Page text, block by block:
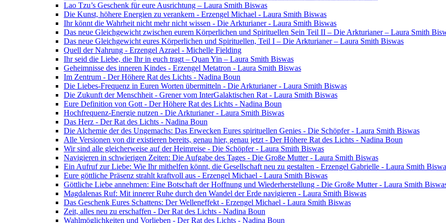
Lao Tzu’s Geschenk für eure Ausrichtung – Laura Smith Biswas
Die Kunst, höhere Energien zu verankern - Erzengel Michael - Laura Smith Biswas
Ihr könnt die Wahrheit nicht mehr nicht wissen - Die Arkturianer - Laura Smith Biswas
Das neue Gleichgewicht zwischen eurem Körperlichen und Spirituellen Sein Teil II – Die Arkturianer – Laura Smith
Das neue Gleichgewicht eures Körperlichen und Spirituellen, Teil I – Die Arkturianer – Laura Smith Biswas
Quell der Nahrung - Erzengel Azrael - Michelle Fielding
Ihr seid die Liebe, die Ihr in euch tragt – Quan Yin – Laura Smith Biswas
Geheimnisse des inneren Kindes - Erzengel Metatron - Laura Smith Biswas
Im Zentrum - Der Höhere Rat des Lichts - Nadina Boun
Die Liebes-Frequenz in Euren Worten übermitteln - Die Arkturianer - Laura Smith Biswas
Die Zukunft der Menschheit - Grener vom InterGalaktischen Rat - Laura Smith Biswas
Eure Definition von Gott - Der Höhere Rat des Lichts - Nadina Boun
Hochfrequenz-Energie nutzen - Die Arkturianer - Laura Smith Biswas
Das Herz - Der Rat des Lichts - Nadina Boun
Die Alchemie der des Ungemachs: Das Erwecken Eures spirituellen Genies - Die Schöpfer - Laura Smith Biswas
Alle Versionen von dir existieren bereits, genau hier, genau jetzt - Der Höhere Rat des Lichts - Nadina Boun
Wir sind alle gleicherweise auf der Heimreise - Die Schöpfer - Laura Smith Biswas
Navigieren in schwierigen Zeiten: Die Aufgabe des Tages - Die Große Mutter - Laura Smith Biswas
Ein Aufruf zur Liebe: Wie Ihr mithelfen könnt, die Gesellschaft neu zu gestalten - Erzengel Gabrielle - Laura Smith
Eure göttliche Präsenz strahlt kraftvoll aus - Erzengel Michael - Laura Smith Biswas
Göttliche Liebe annehmen: Eine Botschaft der Hoffnung und Wiederherstellung - Die Große Mutter - Laura Smith
Magdalenas Ruf: Mit innerer Ruhe durch den Wandel der Erde navigieren - Laura Smith Biswas
Das Geschenk Eures Schattens: Der Welleneffekt - Erzengel Michael - Laura Smith Biswas
Zeit, alles neu zu erschaffen - Der Rat des Lichts - Nadina Boun
Wahlmöglichkeiten und Vorlieben - Der Rat des Lichts - Nadina Boun